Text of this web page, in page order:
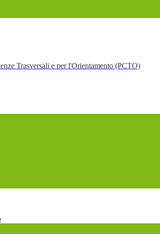
Trasversali e per l'Orientamento (PCTO)